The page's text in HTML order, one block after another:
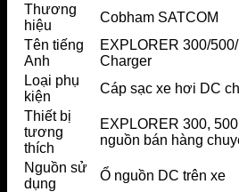
Thương
hiệu
Cobham SATCOM
Tên tiếng
Anh
EXPLORER 300/
Charger
Loại phụ
kiện
Cáp sạc xe hơi DC
Thiết bị
tương
thích
EXPLORER 300,
nguồn bán hàng
Nguồn sử
dụng
Ổ nguồn DC trên xe